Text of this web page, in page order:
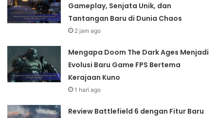
Gameplay, Senjata Unik, dan
Tantangan Baru di Dunia Chaos
2 jam ago
Mengapa Doom The Dark Ages Menjadi
Evolusi Baru Game FPS Bertema
Kerajaan Kuno
1 hari ago
Review Battlefield 6 dengan Fitur Baru